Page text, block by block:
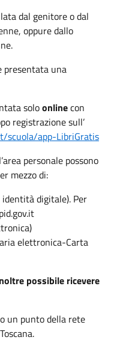
dal genitore o dal
oppure dallo
presentata una
soloonlinecon
registrazione sull’
scuola/app-LibriGratis
personale possono
mezzo di:
digitale). Per
elettronica-Carta
possibile ricevere
un punto della rete